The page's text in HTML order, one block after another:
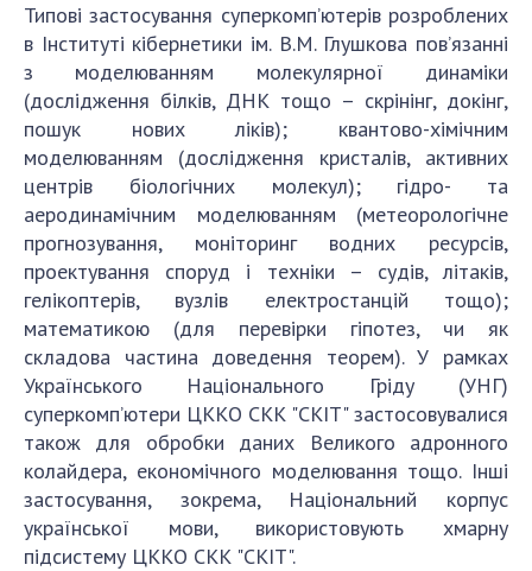
Аспірантура
Докторантура
Науково-методична рада
КОНТАКТИ
ЗАХОДИ
НОВИНИ
100-РІЧЧЯ ВІД ДНЯ НАРОДЖЕННЯ В.М.
ГЛУШКОВА
Типові застосування суперкомп’ютерів розроблених
в Інституті кібернетики ім. В.М. Глушкова пов’язанні
з моделюванням молекулярної динаміки
(дослідження білків, ДНК тощо – скрінінг, докінг,
пошук нових ліків); квантово-хімічним
моделюванням (дослідження кристалів, активних
центрів біологічних молекул); гідро- та
аеродинамічним моделюванням (метеорологічне
прогнозування, моніторинг водних ресурсів,
проектування споруд і техніки – судів, літаків,
гелікоптерів, вузлів електростанцій тощо);
математикою (для перевірки гіпотез, чи як
складова частина доведення теорем). У рамках
Українського Національного Гріду (УНГ)
суперкомп’ютери ЦККО СКК "СКІТ" застосовувалися
також для обробки даних Великого адронного
колайдера, економічного моделювання тощо. Інші
застосування, зокрема, Національний корпус
української мови, використовують хмарну
підсистему ЦККО СКК "СКІТ".